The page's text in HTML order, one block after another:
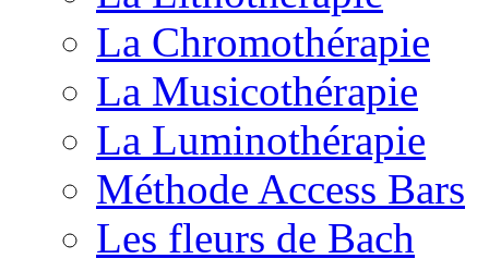
La Chromothérapie
La Musicothérapie
La Luminothérapie
Méthode Access Bars
Les fleurs de Bach